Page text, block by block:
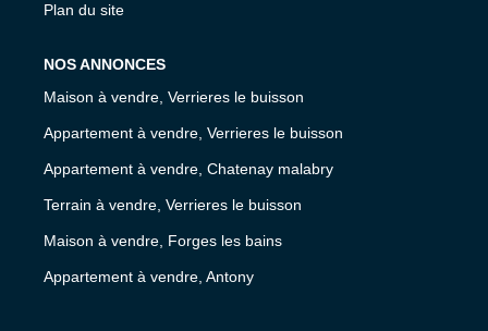
Plan du site
NOS ANNONCES
Maison à vendre, Verrieres le buisson
Appartement à vendre, Verrieres le buisson
Appartement à vendre, Chatenay malabry
Terrain à vendre, Verrieres le buisson
Maison à vendre, Forges les bains
Appartement à vendre, Antony